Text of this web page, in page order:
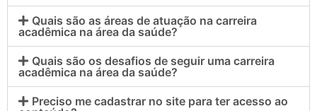
Quais são as áreas de atuação na carreira
acadêmica na área da saúde?
Quais são os desafios de seguir uma carreira
acadêmica na área da saúde?
Preciso me cadastrar no site para ter acesso ao